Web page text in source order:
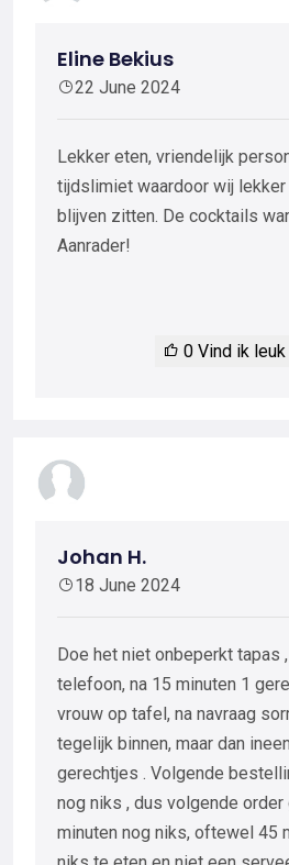
Eline Bekius
22 June 2024
Lekker eten, vriendelijk
tijdslimiet waardoor wij lekker
blijven zitten. De cocktails
Aanrader!
0 Vind ik leuk
Johan H.
18 June 2024
Doe het niet onbeperkt tapas
telefoon, na 15 minuten 1
vrouw op tafel, na navraag
tegelijk binnen, maar dan
gerechtjes . Volgende
nog niks , dus volgende order
minuten nog niks, oftewel 45